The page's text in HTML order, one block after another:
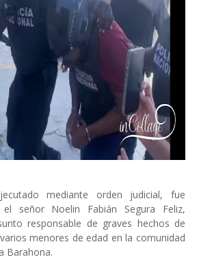
mediante orden judicial, fue
señor Noelin Fabián Segura Feliz,
responsable de graves hechos de
menores de edad en la comunidad
Barahona.